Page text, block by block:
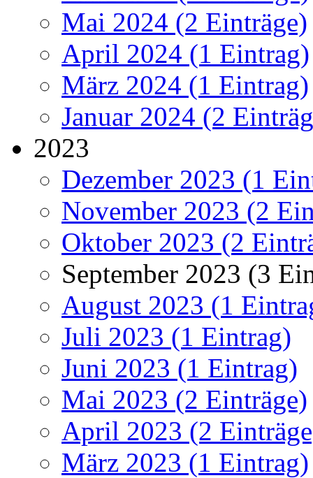
Mai 2024 (2 Einträge)
April 2024 (1 Eintrag)
März 2024 (1 Eintrag)
Januar 2024 (2
2023
Dezember 2023 (1
November 2023 (2
Oktober 2023 (2
September 2023 (3
August 2023 (1
Juli 2023 (1 Eintrag)
Juni 2023 (1 Eintrag)
Mai 2023 (2 Einträge)
April 2023 (2
März 2023 (1 Eintrag)